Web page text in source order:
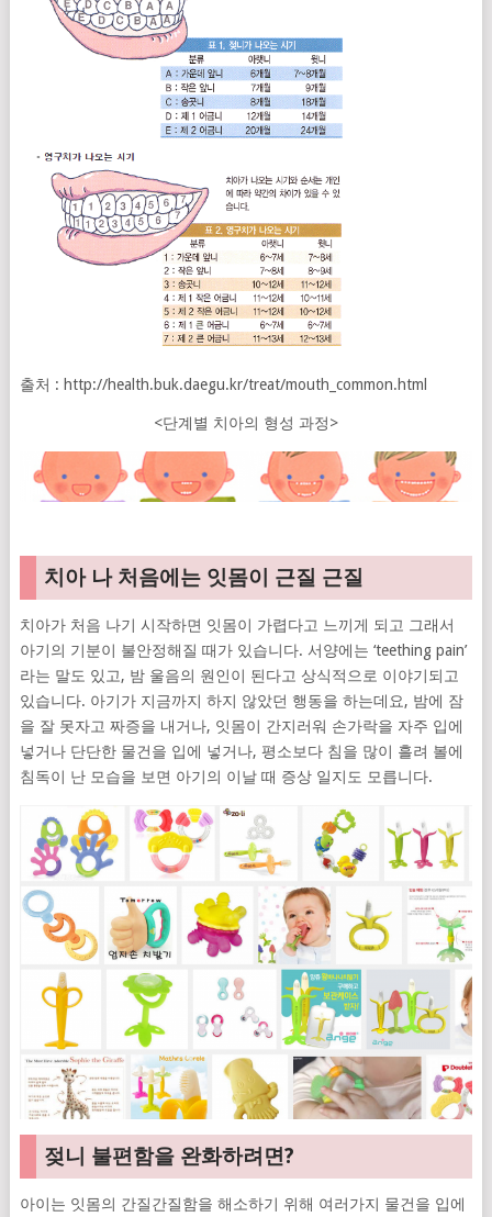
출처 : http://health.buk.daegu.kr/treat/mouth_common.html
<단계별 치아의 형성 과정>
치아 나 처음에는 잇몸이 근질 근질
치아가 처음 나기 시작하면 잇몸이 가렵다고 느끼게 되고 그래서
아기의 기분이 불안정해질 때가 있습니다. 서양에는 ‘teething pain’
라는 말도 있고, 밤 울음의 원인이 된다고 상식적으로 이야기되고
있습니다. 아기가 지금까지 하지 않았던 행동을 하는데요, 밤에 잠
을 잘 못자고 짜증을 내거나, 잇몸이 간지러워 손가락을 자주 입에
넣거나 단단한 물건을 입에 넣거나, 평소보다 침을 많이 흘려 볼에
침독이 난 모습을 보면 아기의 이날 때 증상 일지도 모릅니다.
젖니 불편함을 완화하려면?
아이는 잇몸의 간질간질함을 해소하기 위해 여러가지 물건을 입에